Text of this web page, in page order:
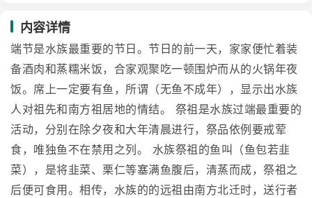
内容详情
端节是水族最重要的节日。节日的前一天，家家便忙着装
备酒肉和蒸糯米饭，合家观聚吃一顿围炉而从的火锅年夜
饭。席上一定要有鱼，所谓（无鱼不成年），显示出水族
人对祖先和南方祖居地的情结。 祭祖是水族过端最重要的
活动，分别在除夕夜和大年清晨进行，祭品依例要戒荤
食，唯独鱼不在禁用之列。 水族祭祖的鱼叫（鱼包若韭
菜），是将韭菜、栗仁等塞满鱼腹后，清蒸而成，祭祖之
后便可食用。相传，水族的的远祖由南方北迁时，送行者